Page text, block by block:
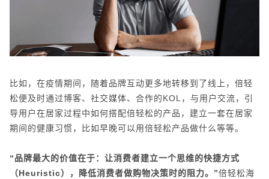
比如，在疫情期间，随着品牌互动更多地转移到了线上，倍轻
松便及时通过博客、社交媒体、合作的KOL，与用户交流，引
导用户在居家过程中如何搭配倍轻松的产品，建立一套在居家
期间的健康习惯，比如早晚可以用倍轻松产品做什么等等。
“品牌最大的价值在于：让消费者建立一个思维的快捷方式
（Heuristic），降低消费者做购物决策时的阻力。”倍轻松海